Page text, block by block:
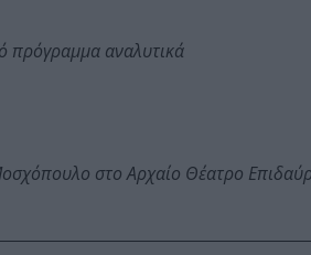
πρόγραμμα αναλυτικά
στο Αρχαίο Θέατρο